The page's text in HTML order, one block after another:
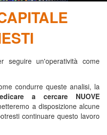
seguire un'operatività come
condurre queste analisi, la
a cercare NUOVE
a disposizione alcune
continuare questo lavoro